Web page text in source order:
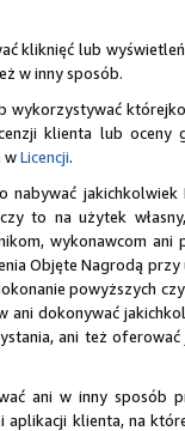
kliknięć lub
w inny sposób.
wykorzystywać
klienta lub oceny
wLicencji.
nabywać
to na użytek
wykonawcom
Objęte Nagrodą
powyższych
dokonywać
ani też
ani w inny sposób
aplikacji klienta, na